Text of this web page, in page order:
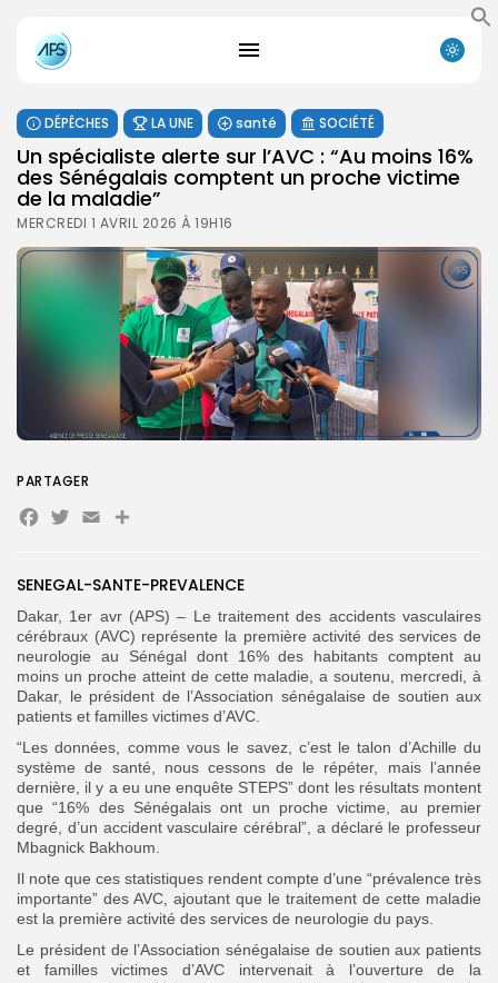
Search
for:
Button
FR
DÉPÊCHES LA UNE santé SOCIÉTÉ
Un spécialiste alerte sur l’AVC : “Au moins 16%
des Sénégalais comptent un proche victime
de la maladie”
MERCREDI 1 AVRIL 2026 À 19H16
SENEGAL-SANTE-PREVALENCE
Dakar, 1er avr (APS) – Le traitement des accidents vasculaires
cérébraux (AVC) représente la première activité des services de
neurologie au Sénégal dont 16% des habitants comptent au
moins un proche atteint de cette maladie, a soutenu, mercredi, à
Dakar, le président de l’Association sénégalaise de soutien aux
patients et familles victimes d’AVC.
“Les données, comme vous le savez, c’est le talon d’Achille du
système de santé, nous cessons de le répéter, mais l’année
dernière, il y a eu une enquête STEPS” dont les résultats montent
que “16% des Sénégalais ont un proche victime, au premier
degré, d’un accident vasculaire cérébral”, a déclaré le professeur
Mbagnick Bakhoum.
Il note que ces statistiques rendent compte d’une “prévalence très
importante” des AVC, ajoutant que le traitement de cette maladie
est la première activité des services de neurologie du pays.
Le président de l’Association sénégalaise de soutien aux patients
et familles victimes d’AVC intervenait à l’ouverture de la
PARTAGER
Facebook
Twitter
EmailPartager